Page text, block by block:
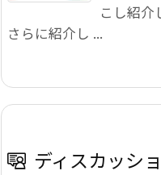
こし紹介
さらに紹介し ...
ディスカッシ